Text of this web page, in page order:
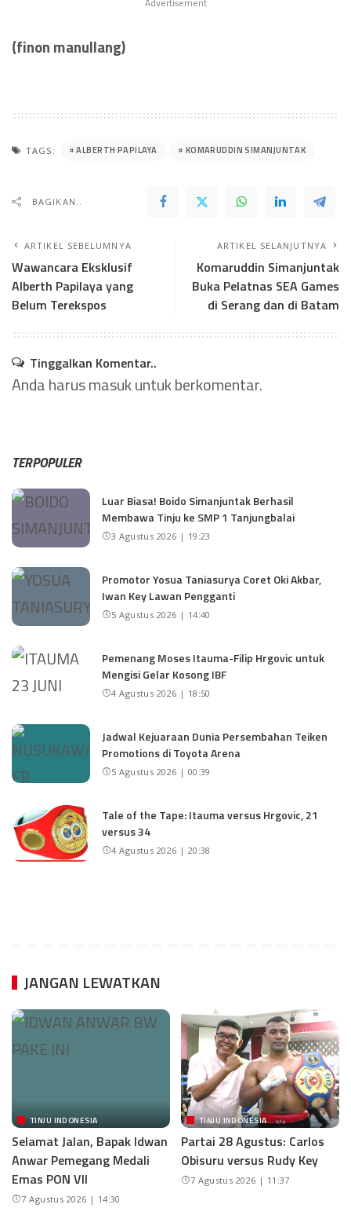
(finon manullang)
TAGS: ALBERTH PAPILAYA KOMARUDDIN SIMANJUNTAK
BAGIKAN..
ARTIKEL SEBELUMNYA
Wawancara Eksklusif
Alberth Papilaya yang
Belum Terekspos
ARTIKEL SELANJUTNYA
Komaruddin Simanjuntak
Buka Pelatnas SEA Games
di Serang dan di Batam
Tinggalkan Komentar..
Anda harusmasukuntuk berkomentar.
TERPOPULER
Luar Biasa! Boido Simanjuntak Berhasil
Membawa Tinju ke SMP 1 Tanjungbalai
3 Agustus 2026 | 19:23
Promotor Yosua Taniasurya Coret Oki Akbar,
Iwan Key Lawan Pengganti
5 Agustus 2026 | 14:40
Pemenang Moses Itauma-Filip Hrgovic untuk
Mengisi Gelar Kosong IBF
4 Agustus 2026 | 18:50
Jadwal Kejuaraan Dunia Persembahan Teiken
Promotions di Toyota Arena
5 Agustus 2026 | 00:39
Tale of the Tape: Itauma versus Hrgovic, 21
versus 34
4 Agustus 2026 | 20:38
JANGAN LEWATKAN
TINJU INDONESIA
Selamat Jalan, Bapak Idwan
Anwar Pemegang Medali
Emas PON VII
7 Agustus 2026 | 14:30
TINJU INDONESIA
Partai 28 Agustus: Carlos
Obisuru versus Rudy Key
7 Agustus 2026 | 11:37